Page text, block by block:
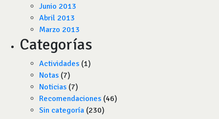
Junio 2013
Abril 2013
Marzo 2013
Categorías
Actividades (1)
Notas (7)
Noticias (7)
Recomendaciones (46)
Sin categoría (230)